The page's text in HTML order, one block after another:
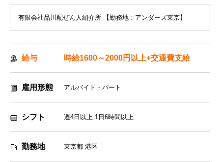
有限会社品川配ぜん人紹介所 【勤務地：アンダーズ東京】
給与 時給1600～2000円以上+交通費支給
雇用形態 アルバイト・パート
シフト 週4日以上 1日6時間以上
勤務地 東京都 港区